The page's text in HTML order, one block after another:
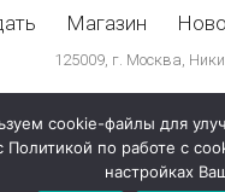
Магазин
125009, г. Москва,
cookie-файлы для
Политикой по работе с
настройках